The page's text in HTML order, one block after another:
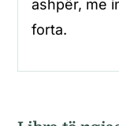
ashpër, me
forta.